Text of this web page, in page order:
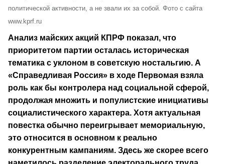
политической активности, а не звали их за собой. Фото с сайта
www.kprf.ru
Анализ майских акций КПРФ показал, что
приоритетом партии осталась историческая
тематика с уклоном в советскую ностальгию. А
«Справедливая Россия» в ходе Первомая взяла
роль как бы контролера над социальной сферой,
продолжая множить и популистские инициативы
социалистического характера. Хотя актуальная
повестка обычно переигрывает мемориальную,
это относится в основном к реально
конкурентным кампаниям. Здесь же скорее всего